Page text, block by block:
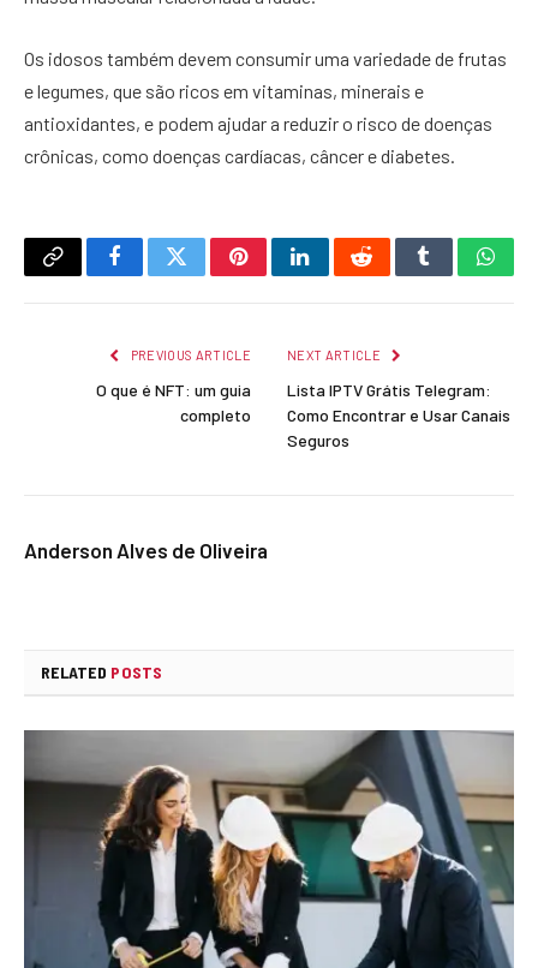
Os idosos também devem consumir uma variedade de frutas
e legumes, que são ricos em vitaminas, minerais e
antioxidantes, e podem ajudar a reduzir o risco de doenças
crônicas, como doenças cardíacas, câncer e diabetes.
Copy
FacebookTwitterPinterestLinkedInRedditTumblr
PREVIOUS ARTICLE
O que é NFT: um guia
completo
NEXT ARTICLE
Lista IPTV Grátis Telegram:
Como Encontrar e Usar Canais
Seguros
Anderson Alves de Oliveira
RELATED POSTS